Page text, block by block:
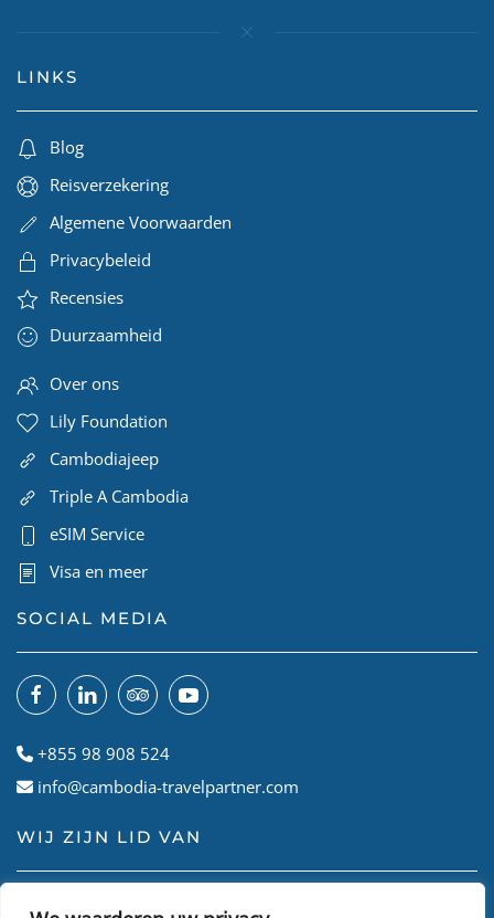
LINKS
Blog
Reisverzekering
Algemene Voorwaarden
Privacybeleid
Recensies
Duurzaamheid
Over ons
Lily Foundation
Cambodiajeep
Triple A Cambodia
eSIM Service
Visa en meer
SOCIAL MEDIA
+855 98 908 524
info@cambodia-travelpartner.com
WIJ ZIJN LID VAN